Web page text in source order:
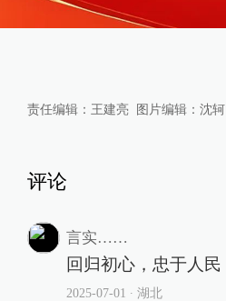
责任编辑： 王建亮 图片编辑： 沈轲
评论
言实……
回归初心，忠于人民
2025-07-01 ∙ 湖北